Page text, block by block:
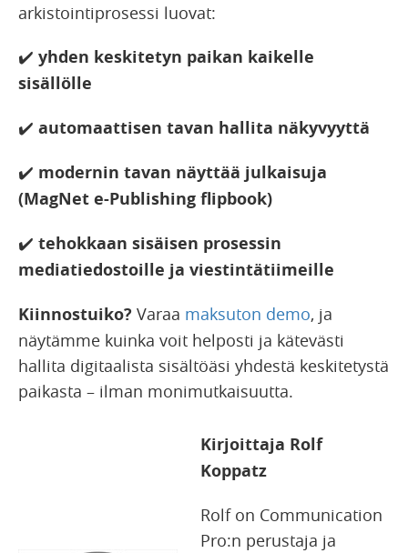
arkistointiprosessi luovat:
✔️ yhden keskitetyn paikan kaikelle
sisällölle
✔️ automaattisen tavan hallita näkyvyyttä
✔️ modernin tavan näyttää julkaisuja
(MagNet e-Publishing flipbook)
✔️ tehokkaan sisäisen prosessin
mediatiedostoille ja viestintätiimeille
Kiinnostuiko? Varaa maksuton demo, ja
näytämme kuinka voit helposti ja kätevästi
hallita digitaalista sisältöäsi yhdestä keskitetystä
paikasta – ilman monimutkaisuutta.
Kirjoittaja Rolf
Koppatz
Rolf on Communication
Pro:n perustaja ja